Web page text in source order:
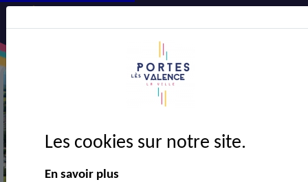
Les cookies sur notre site.
En savoir plus